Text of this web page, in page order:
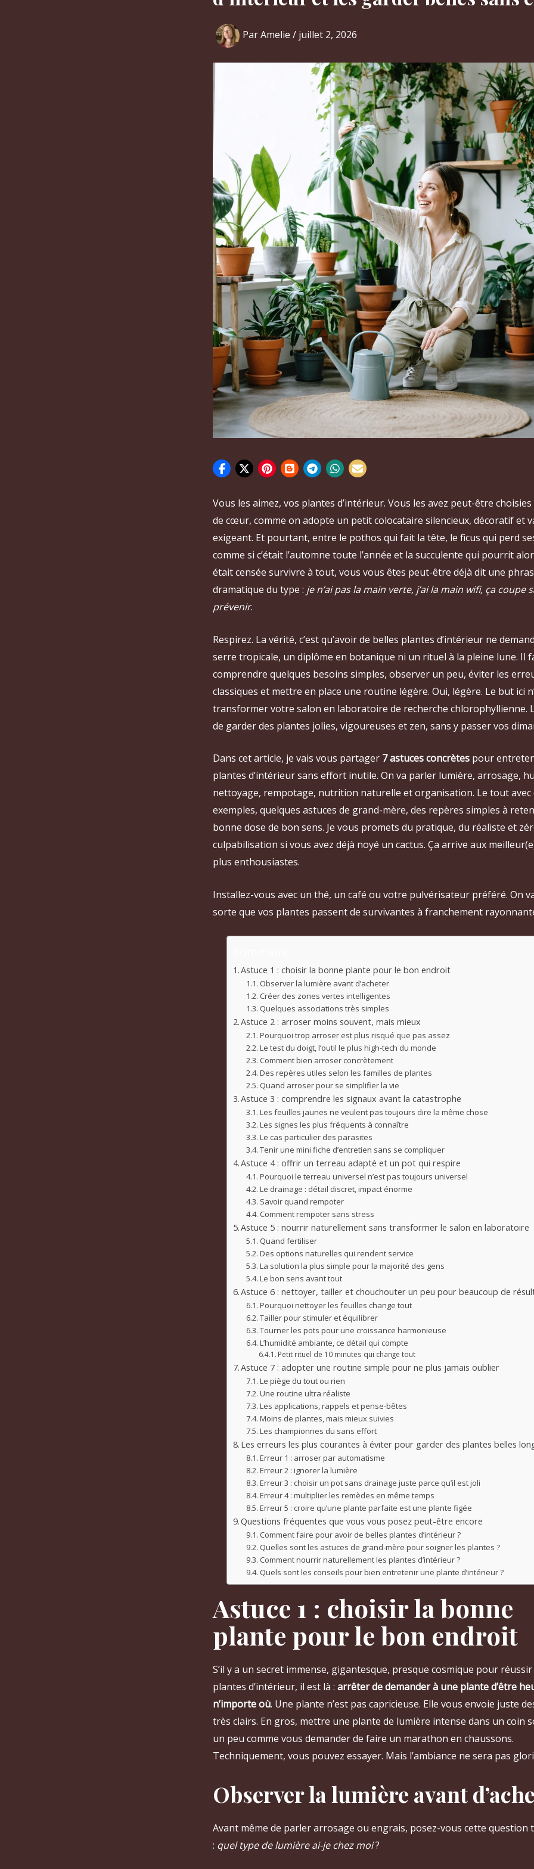
ParAmelie / juillet 2, 2026
Vous les aimez, vos plantes d’intérieur. Vous les avez peut-être
de cœur, comme on adopte un petit colocataire silencieux, décoratif et
exigeant. Et pourtant, entre le pothos qui fait la tête, le ficus qui perd
comme si c’était l’automne toute l’année et la succulente qui pourrit
était censée survivre à tout, vous vous êtes peut-être déjà dit une
dramatique du type : je n’ai pas la main verte, j’ai la main wifi, ça coupe
prévenir.
Respirez. La vérité, c’est qu’avoir de belles plantes d’intérieur ne
serre tropicale, un diplôme en botanique ni un rituel à la pleine lune. Il
comprendre quelques besoins simples, observer un peu, éviter les
classiques et mettre en place une routine légère. Oui, légère. Le but ici
transformer votre salon en laboratoire de recherche chlorophyllienne.
de garder des plantes jolies, vigoureuses et zen, sans y passer vos
Dans cet article, je vais vous partager 7 astuces concrètes pour
plantes d’intérieur sans effort inutile. On va parler lumière, arrosage,
nettoyage, rempotage, nutrition naturelle et organisation. Le tout avec
exemples, quelques astuces de grand-mère, des repères simples à
bonne dose de bon sens. Je vous promets du pratique, du réaliste et
culpabilisation si vous avez déjà noyé un cactus. Ça arrive aux
plus enthousiastes.
Installez-vous avec un thé, un café ou votre pulvérisateur préféré. On
sorte que vos plantes passent de survivantes à franchement
Astuce 1 : choisir la bonne plante pour le bon endroit
Observer la lumière avant d’acheter
Créer des zones vertes intelligentes
Quelques associations très simples
Astuce 2 : arroser moins souvent, mais mieux
Pourquoi trop arroser est plus risqué que pas assez
Le test du doigt, l’outil le plus high-tech du monde
Comment bien arroser concrètement
Des repères utiles selon les familles de plantes
Quand arroser pour se simplifier la vie
Astuce 3 : comprendre les signaux avant la catastrophe
Les feuilles jaunes ne veulent pas toujours dire la même chose
Les signes les plus fréquents à connaître
Le cas particulier des parasites
Tenir une mini fiche d’entretien sans se compliquer
Astuce 4 : offrir un terreau adapté et un pot qui respire
Pourquoi le terreau universel n’est pas toujours universel
Le drainage : détail discret, impact énorme
Savoir quand rempoter
Comment rempoter sans stress
Astuce 5 : nourrir naturellement sans transformer le salon en laboratoire
Quand fertiliser
Des options naturelles qui rendent service
La solution la plus simple pour la majorité des gens
Le bon sens avant tout
Astuce 6 : nettoyer, tailler et chouchouter un peu pour beaucoup de
Pourquoi nettoyer les feuilles change tout
Tailler pour stimuler et équilibrer
Tourner les pots pour une croissance harmonieuse
L’humidité ambiante, ce détail qui compte
Petit rituel de 10 minutes qui change tout
Astuce 7 : adopter une routine simple pour ne plus jamais oublier
Le piège du tout ou rien
Une routine ultra réaliste
Les applications, rappels et pense-bêtes
Moins de plantes, mais mieux suivies
Les championnes du sans effort
Les erreurs les plus courantes à éviter pour garder des plantes belles
Erreur 1 : arroser par automatisme
Erreur 2 : ignorer la lumière
Erreur 3 : choisir un pot sans drainage juste parce qu’il est joli
Erreur 4 : multiplier les remèdes en même temps
Erreur 5 : croire qu’une plante parfaite est une plante figée
Questions fréquentes que vous vous posez peut-être encore
Comment faire pour avoir de belles plantes d’intérieur ?
Quelles sont les astuces de grand-mère pour soigner les plantes ?
Comment nourrir naturellement les plantes d’intérieur ?
Quels sont les conseils pour bien entretenir une plante d’intérieur ?
Astuce 1 : choisir la bonne
plante pour le bon endroit
S’il y a un secret immense, gigantesque, presque cosmique pour réussir
plantes d’intérieur, il est là : arrêter de demander à une plante d’être
n’importe où. Une plante n’est pas capricieuse. Elle vous envoie juste
très clairs. En gros, mettre une plante de lumière intense dans un coin
un peu comme vous demander de faire un marathon en chaussons.
Techniquement, vous pouvez essayer. Mais l’ambiance ne sera pas
Observer la lumière avant
Avant même de parler arrosage ou engrais, posez-vous cette question
: quel type de lumière ai-je chez moi?